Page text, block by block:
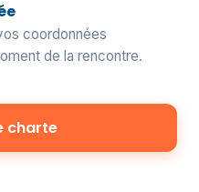
coordonnées
de la rencontre.
charte